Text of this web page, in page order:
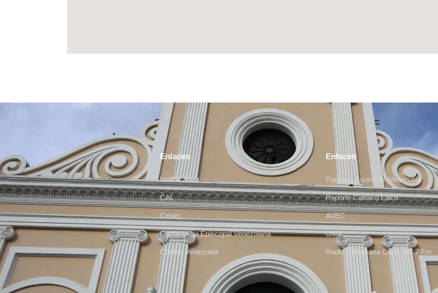
Enlaces
Vaticano
CAL
Celam
Conferencia Episcopal Venezolana
Cáritas Venezuela
Enlaces
Pastoral Juvenil de Venezuela
Reporte Católico Laico
AVEC
OMP
Radio Diocesana Coral 107.7 Fm